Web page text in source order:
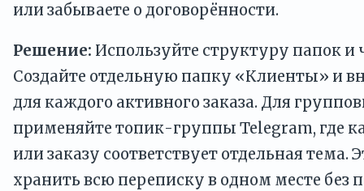
или забываете о договорённости.
Решение: Используйте структуру папок и
Создайте отдельную папку «Клиенты» и
для каждого активного заказа. Для
применяйте топик-группы Telegram, где
или заказу соответствует отдельная тема.
хранить всю переписку в одном месте без